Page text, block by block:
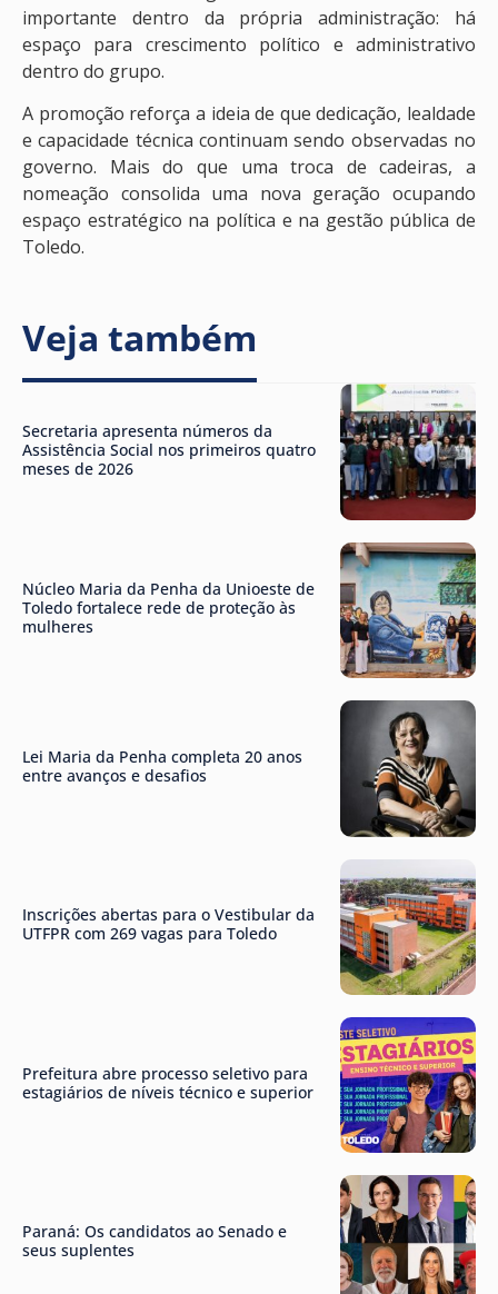
importante dentro da própria administração: há
espaço para crescimento político e administrativo
dentro do grupo.
A promoção reforça a ideia de que dedicação, lealdade
e capacidade técnica continuam sendo observadas no
governo. Mais do que uma troca de cadeiras, a
nomeação consolida uma nova geração ocupando
espaço estratégico na política e na gestão pública de
Toledo.
Veja também
Secretaria apresenta números da
Assistência Social nos primeiros quatro
meses de 2026
Núcleo Maria da Penha da Unioeste de
Toledo fortalece rede de proteção às
mulheres
Lei Maria da Penha completa 20 anos
entre avanços e desafios
Inscrições abertas para o Vestibular da
UTFPR com 269 vagas para Toledo
Prefeitura abre processo seletivo para
estagiários de níveis técnico e superior
Paraná: Os candidatos ao Senado e
seus suplentes